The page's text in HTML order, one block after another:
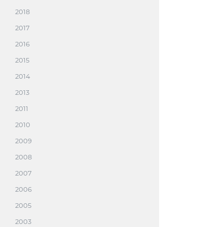
2018
2017
2016
2015
2014
2013
2011
2010
2009
2008
2007
2006
2005
2003